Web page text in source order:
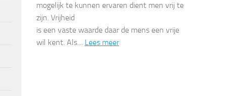
mogelijk te kunnen ervaren dient men vrij te
zijn. Vrijheid
is een vaste waarde daar de mens een vrije
wil kent. Als… Lees meer